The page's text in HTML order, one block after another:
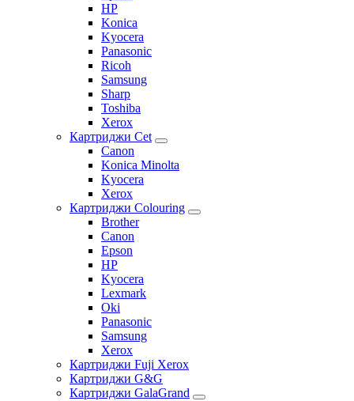
HP
Konica
Kyocera
Panasonic
Ricoh
Samsung
Sharp
Toshiba
Xerox
Картриджи Cet
Canon
Konica Minolta
Kyocera
Xerox
Картриджи Colouring
Brother
Canon
Epson
HP
Kyocera
Lexmark
Oki
Panasonic
Samsung
Xerox
Картриджи Fuji Xerox
Картриджи G&G
Картриджи GalaGrand